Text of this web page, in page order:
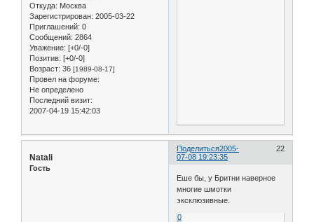
Откуда: Москва
Зарегистрирован: 2005-03-22
Приглашений: 0
Сообщений: 2864
Уважение: [+0/-0]
Позитив: [+0/-0]
Возраст: 36 [1989-08-17]
Провел на форуме:
Не определено
Последний визит:
2007-04-19 15:42:03
Поделиться 22
2005-
07-08 19:23:35
Natali
Гость
Еше бы, у Бритни наверное
многие шмотки
эксклюзивные.
0